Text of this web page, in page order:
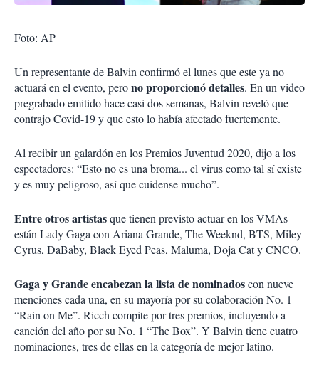
Foto: AP
Un representante de Balvin confirmó el lunes que este ya no
actuará en el evento, perono proporcionó detalles. En un video
pregrabado emitido hace casi dos semanas, Balvin reveló que
contrajo Covid-19 y que esto lo había afectado fuertemente.
Al recibir un galardón en los Premios Juventud 2020, dijo a los
espectadores: “Esto no es una broma... el virus como tal sí existe
y es muy peligroso, así que cuídense mucho”.
Entre otros artistasque tienen previsto actuar en los VMAs
están Lady Gaga con Ariana Grande, The Weeknd, BTS, Miley
Cyrus, DaBaby, Black Eyed Peas, Maluma, Doja Cat y CNCO.
Gaga y Grande encabezan la lista de nominadoscon nueve
menciones cada una, en su mayoría por su colaboración No. 1
“Rain on Me”. Ricch compite por tres premios, incluyendo a
canción del año por su No. 1 “The Box”. Y Balvin tiene cuatro
nominaciones, tres de ellas en la categoría de mejor latino.